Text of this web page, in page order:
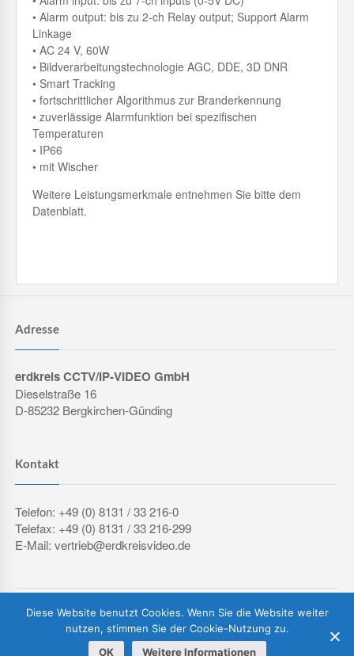
• Alarm output: bis zu 2-ch Relay output; Support Alarm
Linkage
• AC 24 V, 60W
• Bildverarbeitungstechnologie AGC, DDE, 3D DNR
• Smart Tracking
• fortschrittlicher Algorithmus zur Branderkennung
• zuverlässige Alarmfunktion bei spezifischen
Temperaturen
• IP66
• mit Wischer
Weitere Leistungsmerkmale entnehmen Sie bitte dem
Datenblatt.
Adresse
erdkreis CCTV/IP-VIDEO GmbH
Dieselstraße 16
D-85232 Bergkirchen-Günding
Kontakt
Telefon: +49 (0) 8131 / 33 216-0
Telefax: +49 (0) 8131 / 33 216-299
E-Mail: vertrieb@erdkreisvideo.de
IMPRESSUM
DATENSCHUTZERKLÄRUNG AGB
Diese Website benutzt Cookies. Wenn Sie die Website weiter
nutzen, stimmen Sie der Cookie-Nutzung zu.
OK
Weitere Informationen